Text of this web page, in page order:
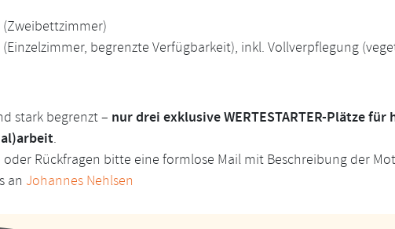
(Zweibettzimmer)
(Einzelzimmer, begrenzte Verfügbarkeit), inkl. Vollverpflegung
stark begrenzt – nur drei exklusive WERTESTARTER-Plätze
.
oder Rückfragen bitte eine formlose Mail mit Beschreibung der
an Johannes Nehlsen